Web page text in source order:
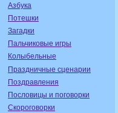
Азбука
Потешки
Загадки
Пальчиковые игры
Колыбельные
Праздничные сценарии
Поздравления
Пословицы и поговорки
Скороговорки